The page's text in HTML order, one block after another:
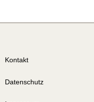
Kontakt
Datenschutz